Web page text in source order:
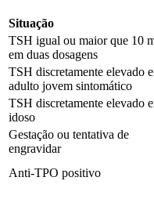
Situação
TSH igual ou maior que 10
em duas dosagens
TSH discretamente elevado
adulto jovem sintomático
TSH discretamente elevado
idoso
Gestação ou tentativa de
engravidar
Anti-TPO positivo